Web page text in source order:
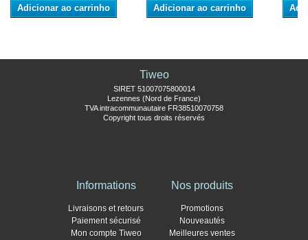
Adicionar ao carrinho Adicionar ao carrinho
Tiweo
SIRET 51007075800014
Lezennes (Nord de France)
TVA intracommunautaire FR38510070758
Copyright tous droits réservés
Informations
Livraisons et retours
Paiement sécurisé
Mon compte Tiweo
Nos produits
Promotions
Nouveautés
Meilleures ventes